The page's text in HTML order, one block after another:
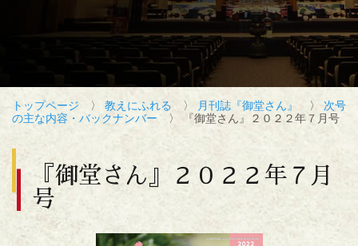
トップページ 〉 教えにふれる 〉 月刊誌『御堂さん』 〉 次号
の主な内容・バックナンバー 〉 『御堂さん』２０２２年７月号
『御堂さん』２０２２年７月
号